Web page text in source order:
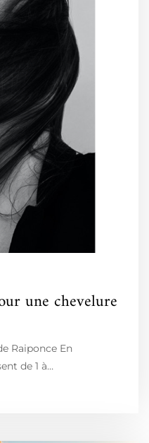
une chevelure
Raiponce En
de 1 à…